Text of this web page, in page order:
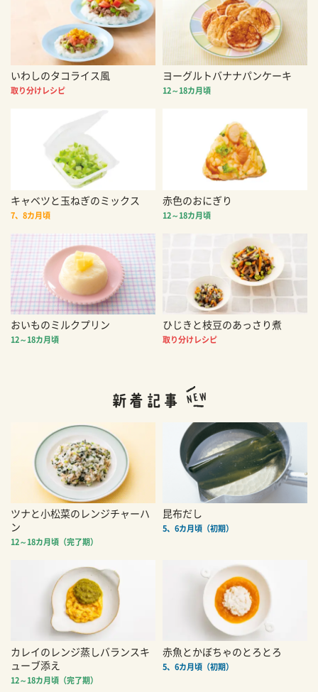
いわしのタコライス風
取り分けレシピ
ヨーグルトバナナパンケーキ
12～18カ月頃
キャベツと玉ねぎのミックス
7、8カ月頃
赤色のおにぎり
12～18カ月頃
おいものミルクプリン
12～18カ月頃
ひじきと枝豆のあっさり煮
取り分けレシピ
ツナと小松菜のレンジチャーハ
ン
12～18カ月頃（完了期）
昆布だし
5、6カ月頃（初期）
カレイのレンジ蒸しバランスキ
ューブ添え
12～18カ月頃（完了期）
赤魚とかぼちゃのとろとろ
5、6カ月頃（初期）